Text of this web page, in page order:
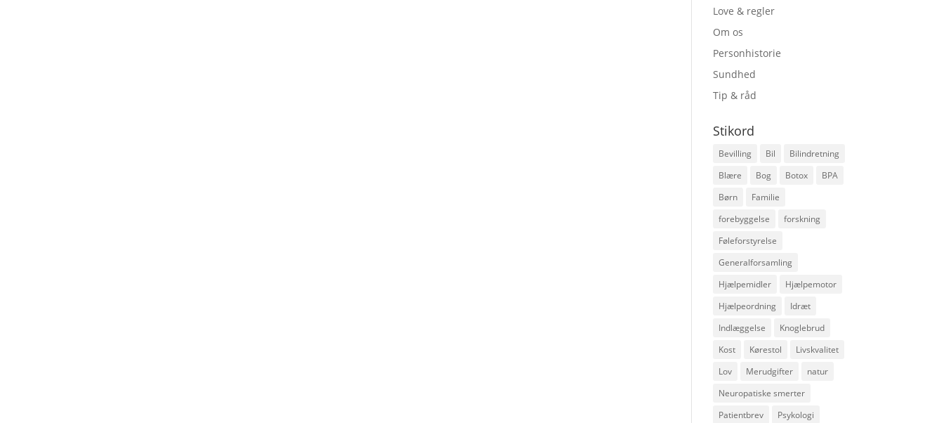
Love & regler
Om os
Personhistorie
Sundhed
Tip & råd
Stikord
Bevilling Bil
Bilindretning
Blære
Bog Botox
BPA
Børn
Familie
forebyggelse
forskning
Føleforstyrelse
Generalforsamling
Hjælpemidler
Hjælpemotor
Hjælpeordning
Idræt
Indlæggelse
Knoglebrud
Kost
Kørestol
Livskvalitet
Lov
Merudgifter
natur
Neuropatiske smerter
Patientbrev
Psykologi